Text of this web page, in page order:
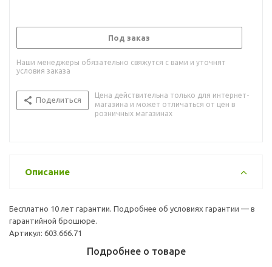
Под заказ
Наши менеджеры обязательно свяжутся с вами и уточнят
условия заказа
Поделиться
Цена действительна только для интернет-
магазина и может отличаться от цен в
розничных магазинах
Описание
Бесплатно 10 лет гарантии. Подробнее об условиях гарантии — в
гарантийной брошюре.
Артикул: 603.666.71
Подробнее о товаре